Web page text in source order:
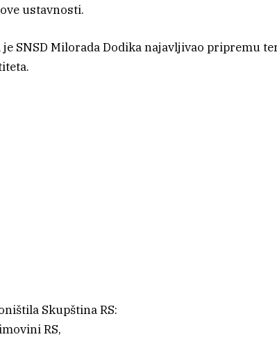
ustavnosti.
SNSD Milorada Dodika najavljivao pripremu
Skupština RS:
RS,